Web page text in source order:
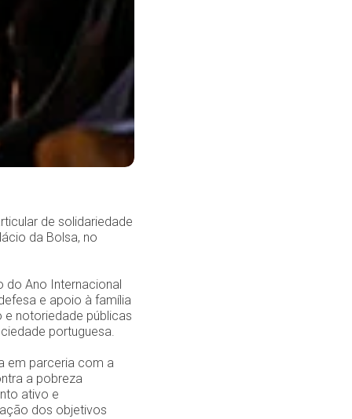
de solidariedade
da Bolsa, no
do Ano Internacional
e apoio à família
notoriedade públicas
portuguesa.
em parceria com a
a pobreza
ativo e
dos objetivos